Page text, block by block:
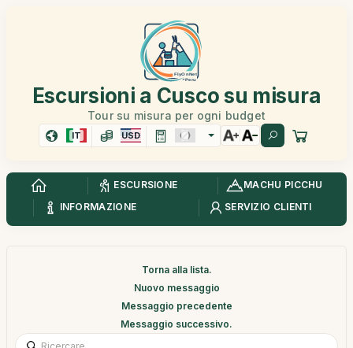
Escursioni a Cusco su misura
Tour su misura per ogni budget
IT USD
ESCURSIONE
MACHU PICCHU
INFORMAZIONE
SERVIZIO CLIENTI
Torna alla lista.
Nuovo messaggio
Messaggio precedente
Messaggio successivo.